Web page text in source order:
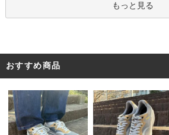
もっと見る
おすすめ商品